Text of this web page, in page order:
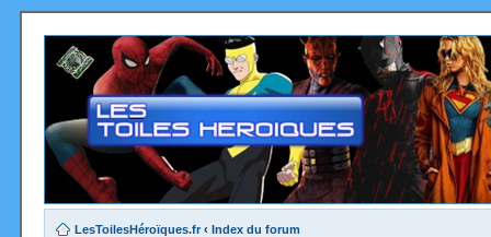
LesToilesHéroïques.fr ‹ Index du forum